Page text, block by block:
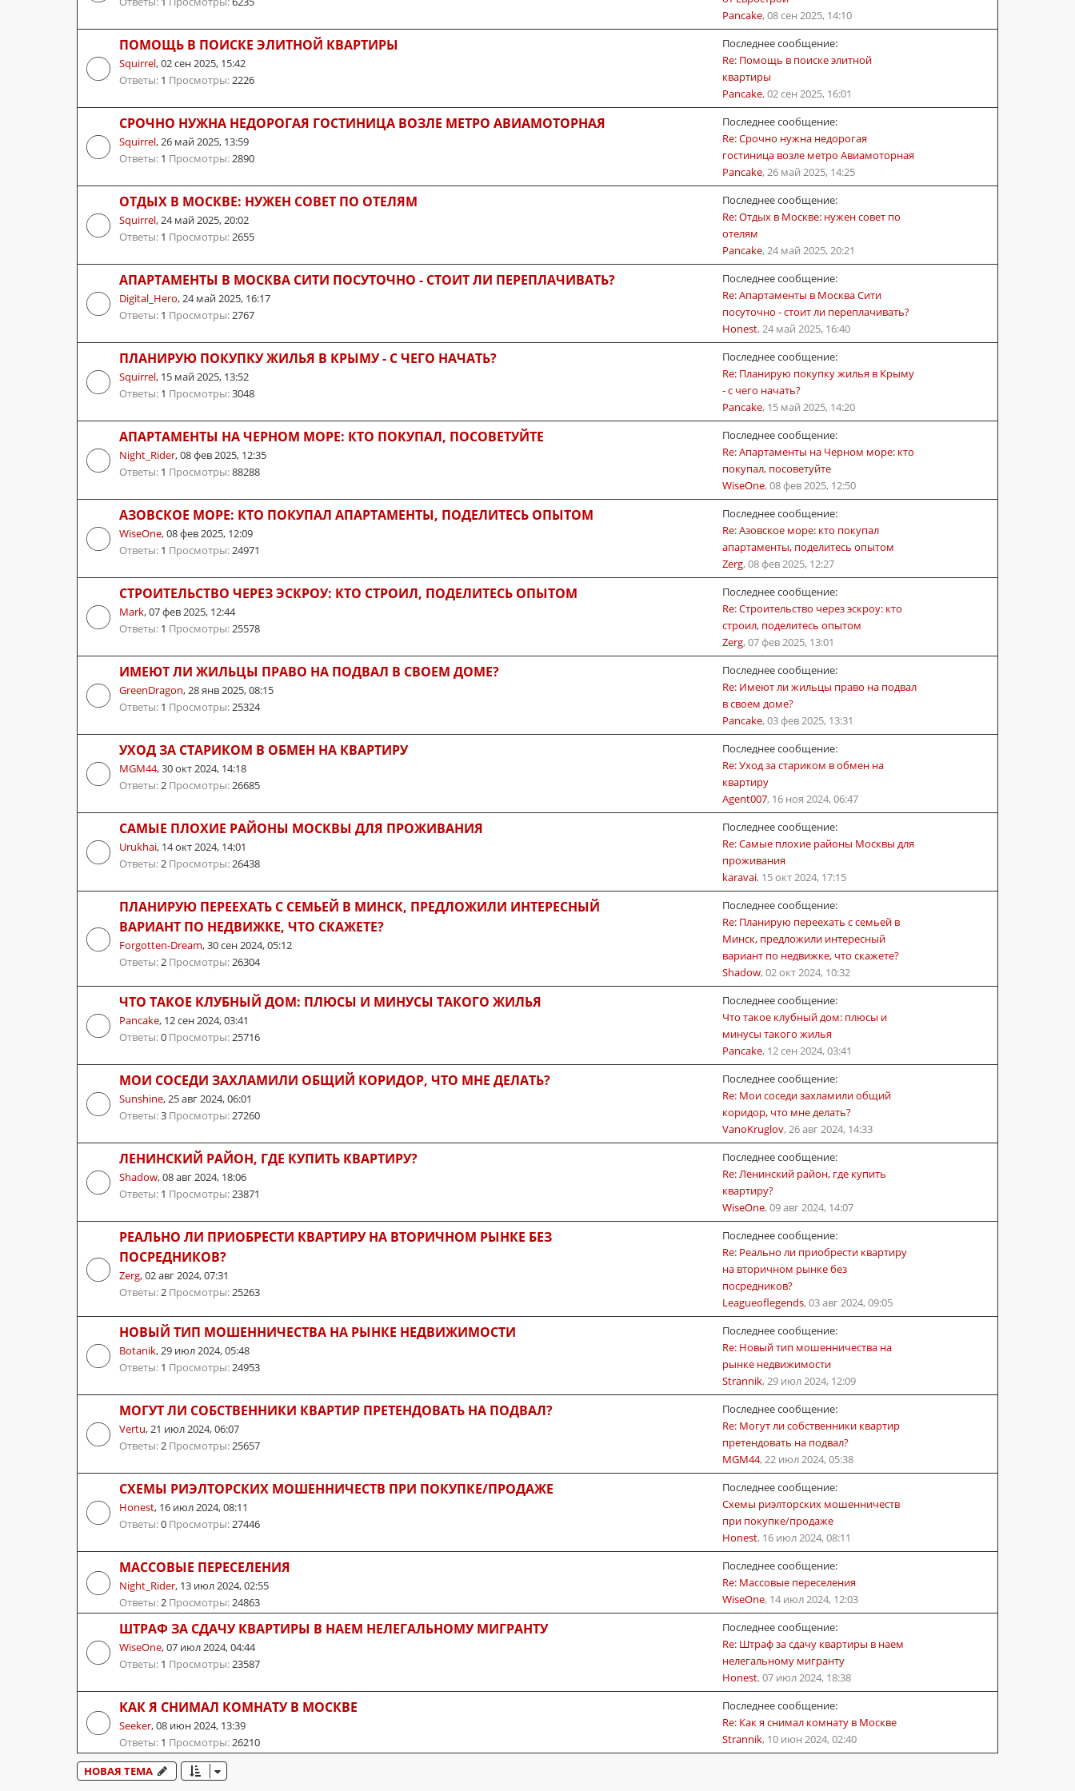
Pancake, 08 сен 2025, 14:10
ПОМОЩЬ В ПОИСКЕ ЭЛИТНОЙ КВАРТИРЫ
Squirrel,02 сен 2025, 15:42
Ответы: 1 Просмотры: 2226
Последнее сообщение:
Re: Помощь в поиске элитной
квартиры
Pancake, 02 сен 2025, 16:01
СРОЧНО НУЖНА НЕДОРОГАЯ ГОСТИНИЦА ВОЗЛЕ МЕТРО АВИАМОТОРНАЯ
Squirrel, 26 май 2025, 13:59
Ответы: 1 Просмотры: 2890
Последнее сообщение:
Re: Срочно нужна недорогая
гостиница возле метро Авиамоторная
Pancake, 26 май 2025, 14:25
ОТДЫХ В МОСКВЕ: НУЖЕН СОВЕТ ПО ОТЕЛЯМ
Squirrel, 24 май 2025, 20:02
Ответы: 1 Просмотры: 2655
Последнее сообщение:
Re: Отдых в Москве: нужен совет по
отелям
Pancake, 24 май 2025, 20:21
АПАРТАМЕНТЫ В МОСКВА СИТИ ПОСУТОЧНО - СТОИТ ЛИ ПЕРЕПЛАЧИВАТЬ?
Digital_Hero, 24 май 2025, 16:17
Ответы: 1 Просмотры: 2767
Последнее сообщение:
Re: Апартаменты в Москва Сити
посуточно - стоит ли переплачивать?
Honest, 24 май 2025, 16:40
ПЛАНИРУЮ ПОКУПКУ ЖИЛЬЯ В КРЫМУ - С ЧЕГО НАЧАТЬ?
Squirrel, 15 май 2025, 13:52
Ответы: 1 Просмотры:3048
Последнее сообщение:
Re: Планирую покупку жилья в Крыму
- с чего начать?
Pancake, 15 май 2025, 14:20
АПАРТАМЕНТЫ НА ЧЕРНОМ МОРЕ: КТО ПОКУПАЛ, ПОСОВЕТУЙТЕ
Night_Rider,08 фев 2025, 12:35
Ответы: 1 Просмотры:88288
Последнее сообщение:
Re: Апартаменты на Черном море: кто
покупал, посоветуйте
WiseOne, 08 фев 2025, 12:50
АЗОВСКОЕ МОРЕ: КТО ПОКУПАЛ АПАРТАМЕНТЫ, ПОДЕЛИТЕСЬ ОПЫТОМ
WiseOne,08 фев 2025, 12:09
Ответы: 1 Просмотры: 24971
Последнее сообщение:
Re: Азовское море: кто покупал
апартаменты, поделитесь опытом
Zerg, 08 фев 2025, 12:27
СТРОИТЕЛЬСТВО ЧЕРЕЗ ЭСКРОУ: КТО СТРОИЛ, ПОДЕЛИТЕСЬ ОПЫТОМ
Mark,07 фев 2025, 12:44
Ответы: 1 Просмотры: 25578
Последнее сообщение:
Re: Строительство через эскроу: кто
строил, поделитесь опытом
Zerg, 07 фев 2025, 13:01
ИМЕЮТ ЛИ ЖИЛЬЦЫ ПРАВО НА ПОДВАЛ В СВОЕМ ДОМЕ?
GreenDragon, 28 янв 2025, 08:15
Ответы: 1 Просмотры: 25324
Последнее сообщение:
Re: Имеют ли жильцы право на подвал
в своем доме?
Pancake, 03 фев 2025, 13:31
УХОД ЗА СТАРИКОМ В ОБМЕН НА КВАРТИРУ
MGM44,30 окт 2024, 14:18
Ответы: 2 Просмотры: 26685
Последнее сообщение:
Re: Уход за стариком в обмен на
квартиру
Agent007, 16 ноя 2024, 06:47
САМЫЕ ПЛОХИЕ РАЙОНЫ МОСКВЫ ДЛЯ ПРОЖИВАНИЯ
Urukhai, 14 окт 2024, 14:01
Ответы: 2 Просмотры: 26438
Последнее сообщение:
Re: Самые плохие районы Москвы для
проживания
karavai, 15 окт 2024, 17:15
ПЛАНИРУЮ ПЕРЕЕХАТЬ С СЕМЬЕЙ В МИНСК, ПРЕДЛОЖИЛИ ИНТЕРЕСНЫЙ
ВАРИАНТ ПО НЕДВИЖКЕ, ЧТО СКАЖЕТЕ?
Forgotten-Dream,30 сен 2024, 05:12
Ответы: 2 Просмотры: 26304
Последнее сообщение:
Re: Планирую переехать с семьей в
Минск, предложили интересный
вариант по недвижке, что скажете?
Shadow, 02 окт 2024, 10:32
ЧТО ТАКОЕ КЛУБНЫЙ ДОМ: ПЛЮСЫ И МИНУСЫ ТАКОГО ЖИЛЬЯ
Pancake, 12 сен 2024, 03:41
Ответы:0 Просмотры: 25716
Последнее сообщение:
Что такое клубный дом: плюсы и
минусы такого жилья
Pancake, 12 сен 2024, 03:41
МОИ СОСЕДИ ЗАХЛАМИЛИ ОБЩИЙ КОРИДОР, ЧТО МНЕ ДЕЛАТЬ?
Sunshine, 25 авг 2024, 06:01
Ответы:3 Просмотры: 27260
Последнее сообщение:
Re: Мои соседи захламили общий
коридор, что мне делать?
VanoKruglov, 26 авг 2024, 14:33
ЛЕНИНСКИЙ РАЙОН, ГДЕ КУПИТЬ КВАРТИРУ?
Shadow,08 авг 2024, 18:06
Ответы: 1 Просмотры: 23871
Последнее сообщение:
Re: Ленинский район, где купить
квартиру?
WiseOne, 09 авг 2024, 14:07
РЕАЛЬНО ЛИ ПРИОБРЕСТИ КВАРТИРУ НА ВТОРИЧНОМ РЫНКЕ БЕЗ
ПОСРЕДНИКОВ?
Zerg,02 авг 2024, 07:31
Ответы: 2 Просмотры: 25263
Последнее сообщение:
Re: Реально ли приобрести квартиру
на вторичном рынке без
посредников?
Leagueoflegends, 03 авг 2024, 09:05
НОВЫЙ ТИП МОШЕННИЧЕСТВА НА РЫНКЕ НЕДВИЖИМОСТИ
Botanik, 29 июл 2024, 05:48
Ответы: 1 Просмотры: 24953
Последнее сообщение:
Re: Новый тип мошенничества на
рынке недвижимости
Strannik, 29 июл 2024, 12:09
МОГУТ ЛИ СОБСТВЕННИКИ КВАРТИР ПРЕТЕНДОВАТЬ НА ПОДВАЛ?
Vertu, 21 июл 2024, 06:07
Ответы: 2 Просмотры: 25657
Последнее сообщение:
Re: Могут ли собственники квартир
претендовать на подвал?
MGM44, 22 июл 2024, 05:38
СХЕМЫ РИЭЛТОРСКИХ МОШЕННИЧЕСТВ ПРИ ПОКУПКЕ/ПРОДАЖЕ
Honest, 16 июл 2024, 08:11
Ответы:0 Просмотры: 27446
Последнее сообщение:
Схемы риэлторских мошенничеств
при покупке/продаже
Honest, 16 июл 2024, 08:11
МАССОВЫЕ ПЕРЕСЕЛЕНИЯ
Night_Rider, 13 июл 2024, 02:55
Ответы: 2 Просмотры: 24863
Последнее сообщение:
Re: Массовые переселения
WiseOne, 14 июл 2024, 12:03
ШТРАФ ЗА СДАЧУ КВАРТИРЫ В НАЕМ НЕЛЕГАЛЬНОМУ МИГРАНТУ
WiseOne,07 июл 2024, 04:44
Ответы: 1 Просмотры: 23587
Последнее сообщение:
Re: Штраф за сдачу квартиры в наем
нелегальному мигранту
Honest, 07 июл 2024, 18:38
КАК Я СНИМАЛ КОМНАТУ В МОСКВЕ
Seeker,08 июн 2024, 13:39
Ответы: 1 Просмотры: 26210
Последнее сообщение:
Re: Как я снимал комнату в Москве
Strannik, 10 июн 2024, 02:40
НОВАЯ ТЕМА